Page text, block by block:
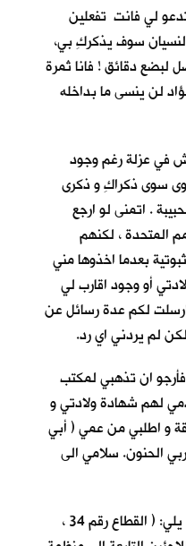
لي فانتِ تفعلين
سوف يذكركِ بي،
لبضع دقائق ! فانا ثمرة
لن ينسى ما بداخله
في عزلة رغم وجود
سوى ذكراكِ و ذكرى
. اتمنى لو ارجع
المتحدة ، لكنهم
بعدما اخذوها مني
أو وجود اقارب لي
لكم عدة رسائل عن
لم يردني اي رد.
فأرجو ان تذهبي لمكتب
لهم شهادة ولادتي و
و اطلبي من عمي ( أبي
الحنون. سلامي الى
ارجو ان تراسلوني. عنواني ، كما يلي: ( القطاع رقم 34 ،